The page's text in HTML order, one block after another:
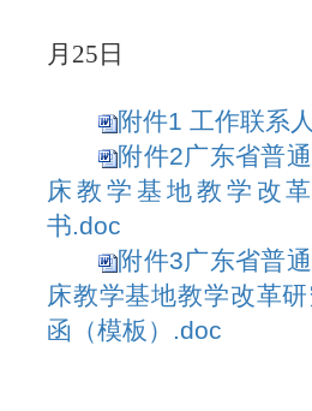
月25日
附件1 工作联系
附件2广东省普
床教学基地教学改
书.doc
附件3广东省普
床教学基地教学改革
函（模板）.doc